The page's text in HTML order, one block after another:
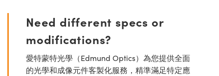
Need different specs or
modifications?
愛特蒙特光學（Edmund Optics）為您提供全面
的光學和成像元件客製化服務，精準滿足特定應